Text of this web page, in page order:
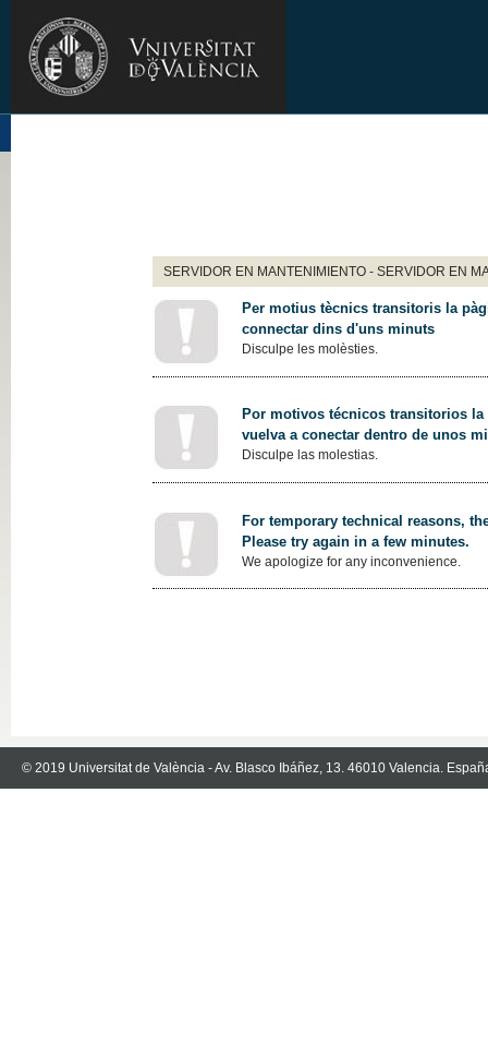
SERVIDOR EN MANTENIMIENTO - SERVIDOR EN
Per motius tècnics transitoris la
connectar dins d'uns minuts
Disculpe les molèsties.
Por motivos técnicos transitorios
vuelva a conectar dentro de unos
Disculpe las molestias.
For temporary technical reasons,
Please try again in a few minutes.
We apologize for any inconvenience.
© 2019 Universitat de València - Av. Blasco Ibáñez, 13. 46010 Valencia.